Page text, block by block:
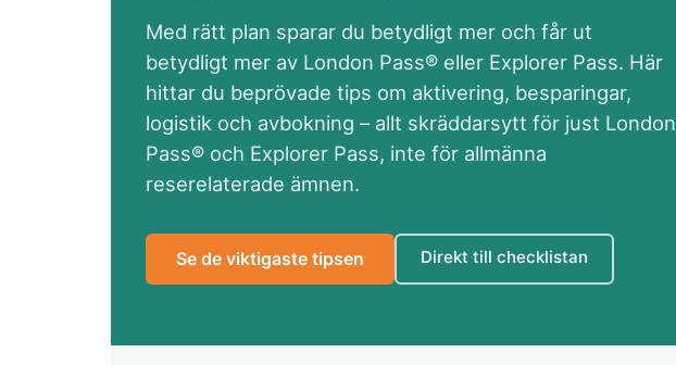
Med rätt plan sparar du betydligt mer och får ut
betydligt mer av London Pass® eller Explorer Pass. Här
hittar du beprövade tips om aktivering, besparingar,
logistik och avbokning – allt skräddarsytt för just London
Pass® och Explorer Pass, inte för allmänna
reserelaterade ämnen.
Se de viktigaste tipsen Direkt till checklistan